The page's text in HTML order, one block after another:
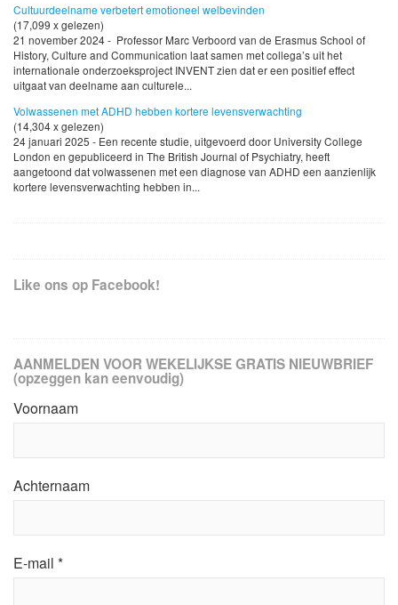
Cultuurdeelname verbetert emotioneel welbevinden
(17,099 x gelezen)
21 november 2024 - Professor Marc Verboord van de Erasmus School of
History, Culture and Communication laat samen met collega’s uit het
internationale onderzoeksproject INVENT zien dat er een positief effect
uitgaat van deelname aan culturele...
Volwassenen met ADHD hebben kortere levensverwachting
(14,304 x gelezen)
24 januari 2025 - Een recente studie, uitgevoerd door University College
London en gepubliceerd in The British Journal of Psychiatry, heeft
aangetoond dat volwassenen met een diagnose van ADHD een aanzienlijk
kortere levensverwachting hebben in...
Like ons op Facebook!
AANMELDEN VOOR WEKELIJKSE GRATIS NIEUWBRIEF
(opzeggen kan eenvoudig)
Voornaam
Achternaam
E-mail *